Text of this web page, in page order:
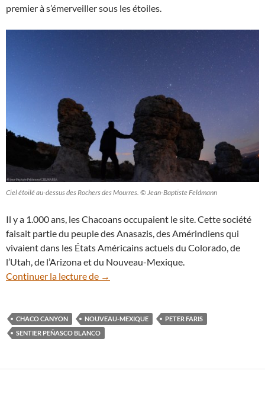
premier à s’émerveiller sous les étoiles.
Ciel étoilé au-dessus des Rochers des Mourres. © Jean-Baptiste Feldmann
Il y a 1.000 ans, les Chacoans occupaient le site. Cette société
faisait partie du peuple des Anasazis, des Amérindiens qui
vivaient dans les États Américains actuels du Colorado, de
l’Utah, de l’Arizona et du Nouveau-Mexique.
Continuer la lecture de
Chaco Canyon nous raconte un siècle
→
CHACO CANYON NOUVEAU-MEXIQUE
PETER FARIS
SENTIER PEÑASCO BLANCO